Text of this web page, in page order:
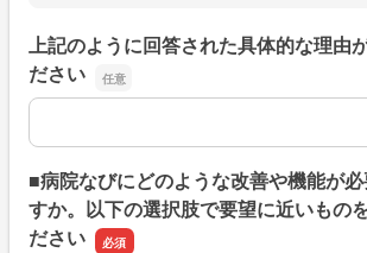
上記のように回答された具体的な理由
ださい
上記のように回答された具体的な理由
■病院なびにどのような改善や機能が
すか。以下の選択肢で要望に近いもの
ださい